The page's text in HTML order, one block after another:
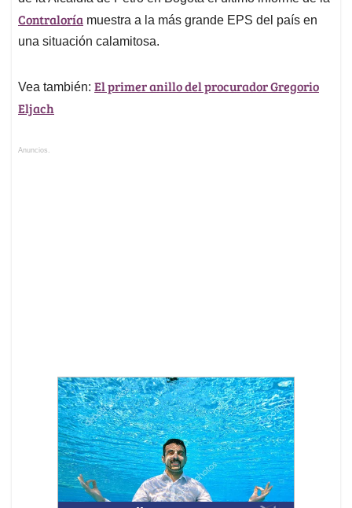
Contraloría muestra a la más grande EPS del país en
una situación calamitosa.
Vea también: El primer anillo del procurador Gregorio
Eljach
Anuncios.